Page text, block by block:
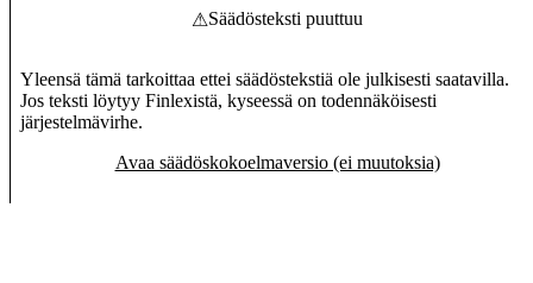
⚠Säädösteksti puuttuu
Yleensä tämä tarkoittaa ettei säädöstekstiä ole julkisesti saatavilla.
Jos teksti löytyy Finlexistä, kyseessä on todennäköisesti
järjestelmävirhe.
Avaa säädöskokoelmaversio (ei muutoksia)